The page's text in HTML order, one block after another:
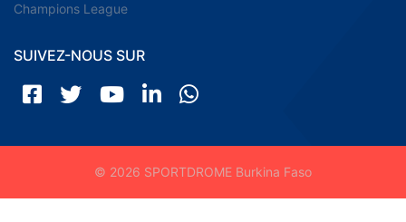
Champions League
SUIVEZ-NOUS SUR
© 2026 SPORTDROME Burkina Faso